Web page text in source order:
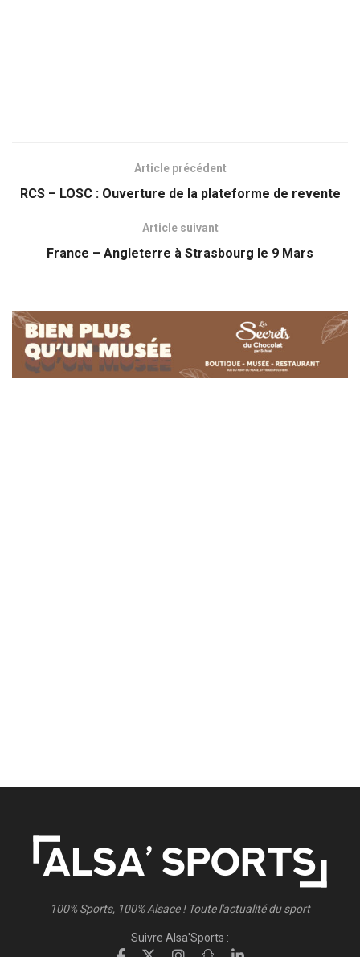
Article précédent
RCS – LOSC : Ouverture de la plateforme de revente
Article suivant
France – Angleterre à Strasbourg le 9 Mars
100% Sports, 100% Alsace ! Toute l'actualité du sport
Suivre Alsa'Sports :